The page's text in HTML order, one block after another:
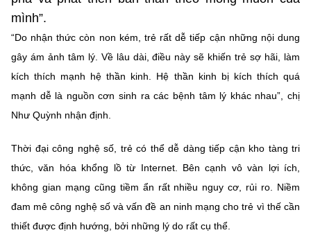
BỘ KHOA HỌC VÀ CÔNG NGHỆ
MINISTRY OF SCIENCE AND TECHNOLOGY
Điều khoản sử dụng
Cơ quan chủ quản: Bộ Khoa học và Công nghệ (MST)
Chịu trách nhiệm nội dung: Nguyễn Thị Hải Hằng
Giám đốc Trung tâm Truyền thông Khoa học và Công nghệ.
Địa chỉ: Ban Biên tập Cổng TTĐT - 18 Nguyễn Du, TP. Hà Nội
Điện thoại: 024 3936 9506
mình”.
“Do nhận thức còn non kém, trẻ rất dễ tiếp cận những nội dung
gây ám ảnh tâm lý. Về lâu dài, điều này sẽ khiến trẻ sợ hãi, làm
kích thích mạnh hệ thần kinh. Hệ thần kinh bị kích thích quá
mạnh dễ là nguồn cơn sinh ra các bệnh tâm lý khác nhau”, chị
Như Quỳnh nhận định.
Thời đại công nghệ số, trẻ có thể dễ dàng tiếp cận kho tàng tri
thức, văn hóa khổng lồ từ Internet. Bên cạnh vô vàn lợi ích,
không gian mạng cũng tiềm ẩn rất nhiều nguy cơ, rủi ro. Niềm
đam mê công nghệ số và vấn đề an ninh mạng cho trẻ vì thế cần
thiết được định hướng, bởi những lý do rất cụ thể.